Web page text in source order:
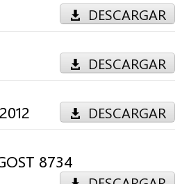
DESCARGAR
DESCARGAR
DESCARGAR
8734